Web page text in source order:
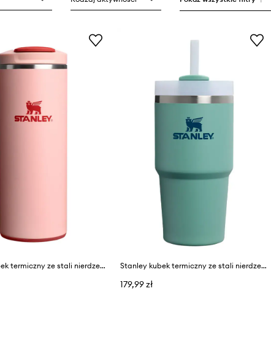
Stanley kubek termiczny ze stali nierdzewnej Aerolight Transit FlipTop 0.35L Stanley kubek termiczny ze stali nierdzewnej Quencher® H2,O FlowState™ 0,59l
179,99 zł